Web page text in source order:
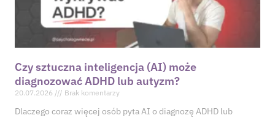
Czy sztuczna inteligencja (AI) może
diagnozować ADHD lub autyzm?
20.07.2026 Brak komentarzy
Dlaczego coraz więcej osób pyta AI o diagnozę ADHD lub